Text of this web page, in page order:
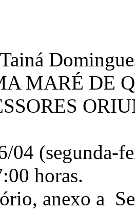
MARÉ DE
04 (segunda-
horas.
anexo a